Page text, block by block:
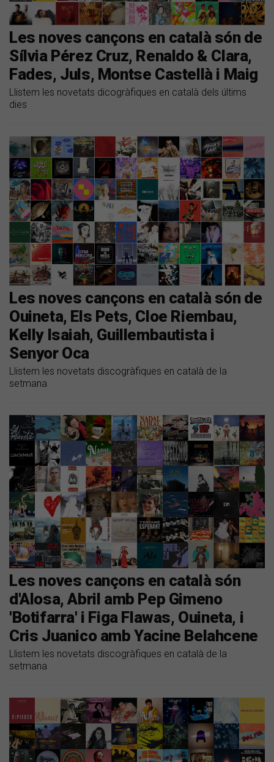
Les noves cançons en català són de
Sílvia Pérez Cruz, Renaldo & Clara,
Fades, Juls, Montse Castellà i Maig
Llistem les novetats dicogràfiques en català dels últims
dies
Les noves cançons en català són de
Ouineta, Els Pets, Cloe Riembau,
Kelly Isaiah, Guillembautista i
Senyor Oca
Llistem les novetats discogràfiques en català de la
setmana
Les noves cançons en català són
d'Alosa, Abril amb Pep Gimeno
'Botifarra' i Figa Flawas, Ouineta, i
Cris Juanico amb Yacine Belahcene
Llistem les novetats discogràfiques en català de la
setmana